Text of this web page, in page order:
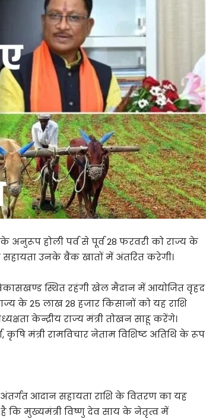
अनुरूप होली पर्व से पूर्व 28 फरवरी को राज्य के
उनके बैंक खातों में अंतरित करेगी।
स्थित रहंगी खेल मैदान में आयोजित वृहद
के 25 लाख 28 हजार किसानों को यह राशि
केन्द्रीय राज्य मंत्री तोखन साहू करेंगे।
मंत्री रामविचार नेताम विशिष्ट अतिथि के रूप
आदान सहायता राशि के वितरण का यह
कि मुख्यमंत्री विष्णु देव साय के नेतृत्व में